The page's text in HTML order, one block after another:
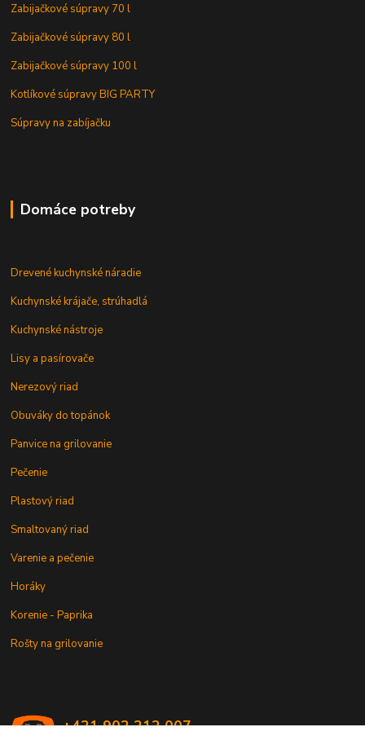
Zabijačkové súpravy 70 l
Zabijačkové súpravy 80 l
Zabijačkové súpravy 100 l
Kotlíkové súpravy BIG PARTY
Súpravy na zabíjačku
Domáce potreby
Drevené kuchynské náradie
Kuchynské krájače, strúhadlá
Kuchynské nástroje
Lisy a pasírovače
Nerezový riad
Obuváky do topánok
Panvice na grilovanie
Pečenie
Plastový riad
Smaltovaný riad
Varenie a pečenie
Horáky
Korenie - Paprika
Rošty na grilovanie
+421 902 212 007